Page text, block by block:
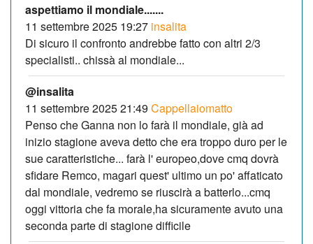
aspettiamo il mondiale.......
11 settembre 2025 19:27 insalita
Di sicuro il confronto andrebbe fatto con altri 2/3
specialisti.. chissà al mondiale...
@insalita
11 settembre 2025 21:49 Cappellaiomatto
Penso che Ganna non lo farà il mondiale, già ad
inizio stagione aveva detto che era troppo duro per le
sue caratteristiche... farà l' europeo,dove cmq dovrà
sfidare Remco, magari quest' ultimo un po' affaticato
dal mondiale, vedremo se riuscirà a batterlo...cmq
oggi vittoria che fa morale,ha sicuramente avuto una
seconda parte di stagione difficile